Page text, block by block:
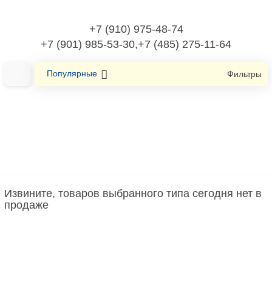
+7 (910) 975-48-74
+7 (901) 985-53-30,+7 (485) 275-11-64
Популярные Фильтры
Контакторное реле
Извините, товаров выбранного типа сегодня нет в
продаже